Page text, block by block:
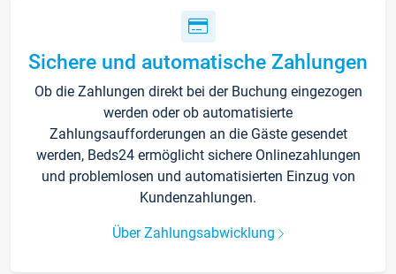
Sichere und automatische Zahlungen
Ob die Zahlungen direkt bei der Buchung eingezogen
werden oder ob automatisierte
Zahlungsaufforderungen an die Gäste gesendet
werden, Beds24 ermöglicht sichere Onlinezahlungen
und problemlosen und automatisierten Einzug von
Kundenzahlungen.
Über Zahlungsabwicklung